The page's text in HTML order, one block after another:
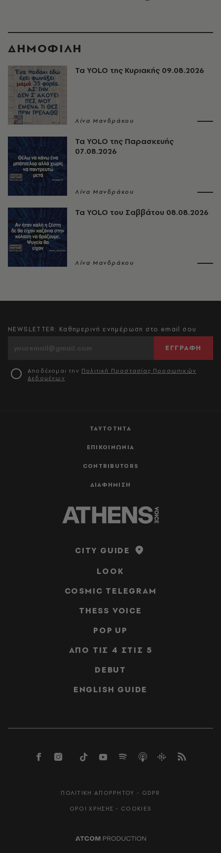
ΔΗΜΟΦΙΛΗ
Τα YOLO της Κυριακής 09.08.2026
Λίνα Μανδράκου
Τα YOLO της Παρασκευής
07.08.2026
Λίνα Μανδράκου
Τα YOLO του Σαββάτου 08.08.2026
Λίνα Μανδράκου
ΤΑΥΤΟΤΗΤΑ
ΕΠΙΚΟΙΝΩΝΙΑ
CONTRIBUTORS
ΔΙΑΦΗΜΙΣΗ
NEWSLETTER: Καθημερινή ενημέρωση στο email σου
ΕΓΓΡΑΦΗ
Αποδέχομαι την Πολιτική Προστασίας Προσωπικών
Δεδομένων
CITY GUIDE
LOOK
COSMIC TELEGRAM
THESS VOICE
POP UP
ΑΠΟ ΤΙΣ 4 ΣΤΙΣ 5
DEBUT
ENGLISH GUIDE
ΠΟΛΙΤΙΚΗ ΑΠΟΡΡΗΤΟΥ - GDPR
ΟΡΟΙ ΧΡΗΣΗΣ - COOKIES